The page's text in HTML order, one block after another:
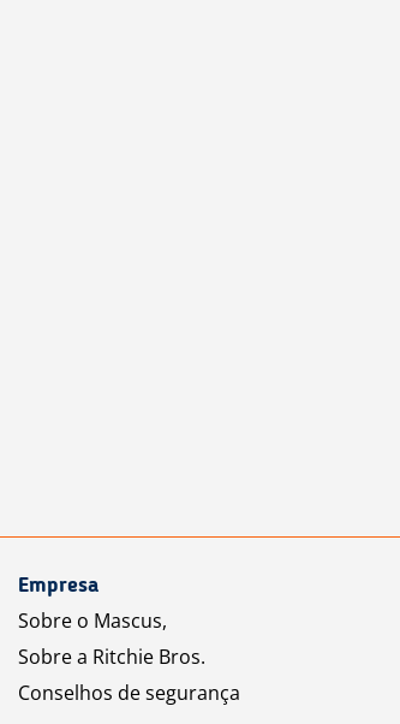
Empresa
Sobre o Mascus,
Sobre a Ritchie Bros.
Conselhos de segurança